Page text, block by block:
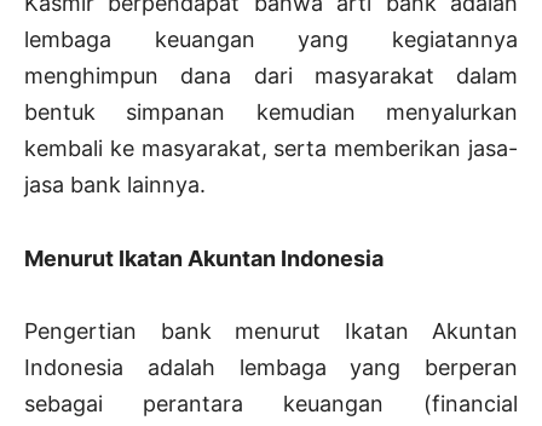
lembaga keuangan yang kegiatannya
menghimpun dana dari masyarakat dalam
bentuk simpanan kemudian menyalurkan
kembali ke masyarakat, serta memberikan jasa-
jasa bank lainnya.
Menurut Ikatan Akuntan Indonesia
Pengertian bank menurut Ikatan Akuntan
Indonesia adalah lembaga yang berperan
sebagai perantara keuangan (financial